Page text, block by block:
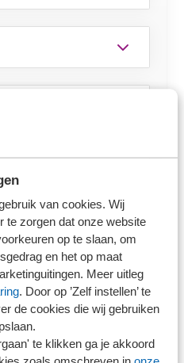
van cookies. Wij
te zorgen dat onze website
op te slaan, om
en het op maat
Meer uitleg
. Door op ’Zelf instellen’ te
de cookies die wij gebruiken
te klikken ga je akkoord